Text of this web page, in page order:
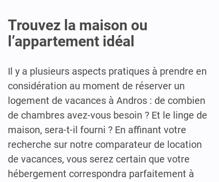
Trouvez la maison ou
l’appartement idéal
Il y a plusieurs aspects pratiques à prendre en
considération au moment de réserver un
logement de vacances à Andros : de combien
de chambres avez-vous besoin ? Et le linge de
maison, sera-t-il fourni ? En affinant votre
recherche sur notre comparateur de location
de vacances, vous serez certain que votre
hébergement correspondra parfaitement à